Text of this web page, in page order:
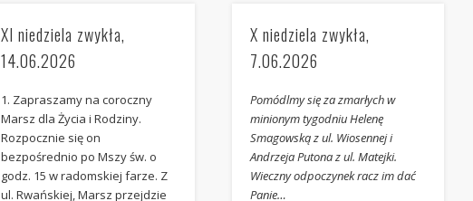
XI niedziela zwykła,
14.06.2026
1. Zapraszamy na coroczny
Marsz dla Życia i Rodziny.
Rozpocznie się on
bezpośrednio po Mszy św. o
godz. 15 w radomskiej farze. Z
ul. Rwańskiej, Marsz przejdzie
X niedziela zwykła,
7.06.2026
Pomódlmy się za zmarłych w
minionym tygodniu Helenę
Smagowską z ul. Wiosennej i
Andrzeja Putona z ul. Matejki.
Wieczny odpoczynek racz im dać
Panie…